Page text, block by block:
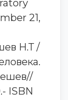
21,
Н.Т /
ISBN